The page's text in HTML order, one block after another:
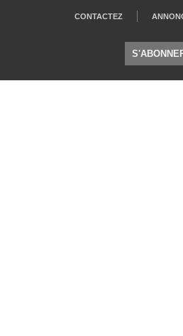
CONTACTEZ